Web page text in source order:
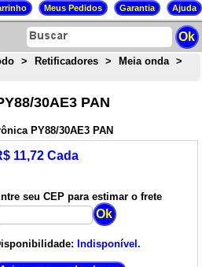
> Retificadores > Meia onda
>
30AE3 PAN
PY88/30AE3 PAN
11,72 Cada
seu CEP para estimar o frete
Indisponível.